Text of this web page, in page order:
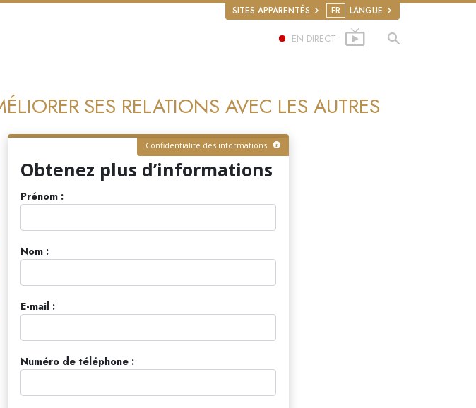
SITES APPARENTÉS FR LANGUE
EN DIRECT
SES RELATIONS AVEC LES AUTRES
Confidentialité des informations
Obtenez plus d’informations
Prénom :
Nom :
E-mail :
Numéro de téléphone :